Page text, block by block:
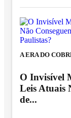
A ERA DO
O Invisível
Leis Atuais
de...